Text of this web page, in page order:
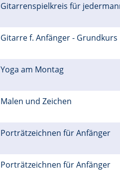
Gitarrenspielkreis für
Gitarre f. Anfänger - Grundkurs
Yoga am Montag
Malen und Zeichen
Porträtzeichnen für Anfänger
Porträtzeichnen für Anfänger